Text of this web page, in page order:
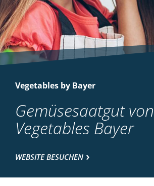
Vegetables by Bayer
Gemüsesaatgut von
Vegetables Bayer
WEBSITE BESUCHEN